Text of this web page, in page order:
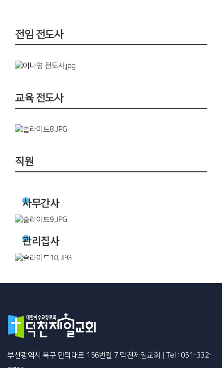
전임 전도사
교육 전도사
직원
사무간사
관리집사
부산광역시 북구 만덕대로 156번길 7 덕천제일교회
Tel : 051-332-